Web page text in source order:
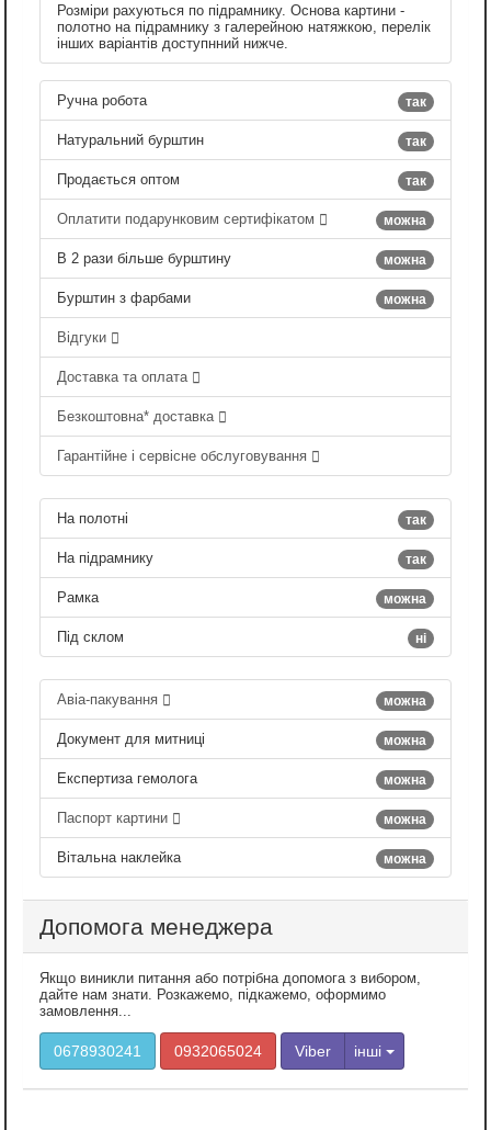
Розміри рахуються по підрамнику. Основа картини -
полотно на підрамнику з галерейною натяжкою, перелік
інших варіантів доступнний нижче.
так
Ручна робота
так
Натуральний бурштин
так
Продається оптом
можна
Оплатити подарунковим сертифікатом
можна
В 2 рази більше бурштину
можна
Бурштин з фарбами
Відгуки
Доставка та оплата
Безкоштовна* доставка
Гарантійне і сервісне обслуговування
так
На полотні
так
На підрамнику
можна
Рамка
ні
Під склом
можна
Авіа-пакування
можна
Документ для митниці
можна
Експертиза гемолога
можна
Паспорт картини
можна
Вітальна наклейка
Допомога менеджера
Якщо виникли питання або потрібна допомога з вибором,
дайте нам знати. Розкажемо, підкажемо, оформимо
замовлення...
0678930241 0932065024 Viber інші